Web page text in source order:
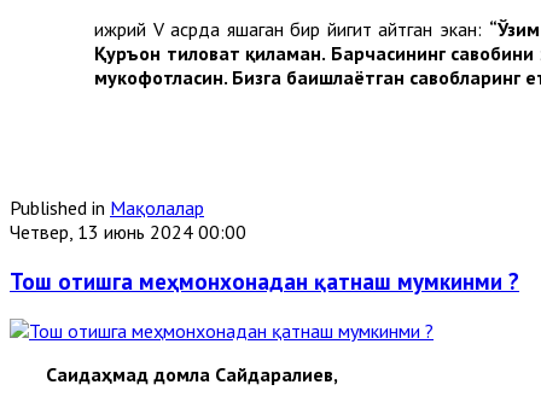
Ҳижрий V асрда яшаган бир йигит айтган экан:
Қуръон тиловат қиламан. Барчасининг
мукофотласин. Бизга бағишлаётган савобларинг
Published in Мақолалар
Четвер, 13 июнь 2024 00:00
Тош отишга меҳмонхонадан қатнаш мумкинми ?
Саидаҳмад домла Сайдаралиев,